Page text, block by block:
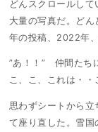
どんスクロールして
大量の写真だ。ど
年の投稿、2022年
”あ！！” 仲間たち
こ、こ、これは・・
思わずシートから立
て座り直した。雪